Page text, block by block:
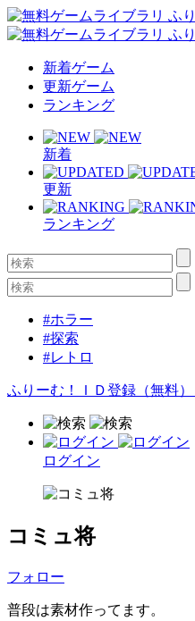
新着ゲーム
更新ゲーム
ランキング
新着
更新
ランキング
#ホラー
#探索
#レトロ
ふりーむ！ＩＤ登録（無料）
ログイン
コミュ将
フォロー
普段は素材作ってます。